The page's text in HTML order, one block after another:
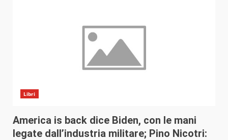
Libri
America is back dice Biden, con le mani
legate dall’industria militare; Pino Nicotri: